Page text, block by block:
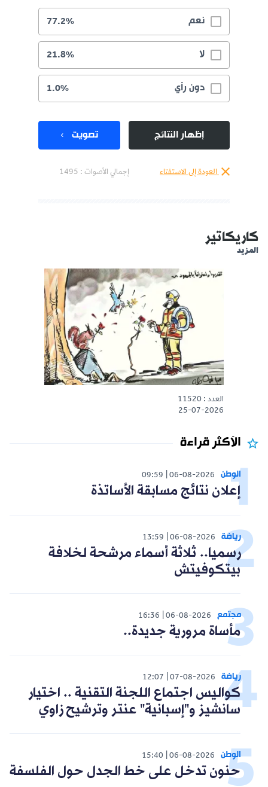
نعم 77.2%
لا 21.8%
دون رأي 1.0%
إظهار النتائج تصويت
العودة إلى الاستفتاء إجمالي الأصوات : 1495
كاريكاتير
المزيد
العدد : 11520
25-07-2026
الأكثر قراءة
الوطن 06-08-2026
09:59
إعلان نتائج مسابقة الأساتذة
رياضة 06-08-2026
13:59
رسميا.. ثلاثة أسماء مرشحة لخلافة
بيتكوفيتش
مجتمع 06-08-2026
16:36
مأساة مرورية جديدة..
رياضة 07-08-2026
12:07
كواليس اجتماع اللجنة التقنية .. اختيار
سانشيز و"إسبانية" عنتر وترشيح زاوي
الوطن 06-08-2026
15:40
حنون تدخل على خط الجدل حول الفلسفة